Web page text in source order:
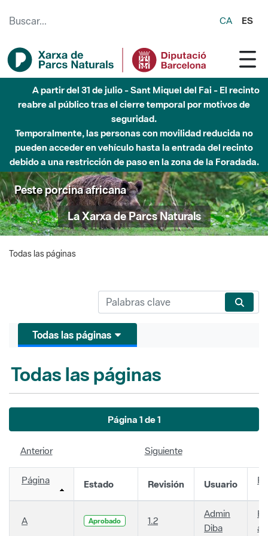
CA ES
A partir del 31 de julio - Sant Miquel del Fai - El recinto
reabre al público tras el cierre temporal por motivos de
seguridad.
Temporalmente, las personas con movilidad reducida no
pueden acceder en vehículo hasta la entrada del recinto
debido a una restricción de paso en la zona de la Foradada.
Peste porcina africana
La Xarxa de Parcs Naturals
Todas las páginas
Todas las páginas
Todas las páginas
Página 1 de 1
Anterior Siguiente
Página Estado Revisión Usuario
A Aprobado 1.2
Admin
Diba